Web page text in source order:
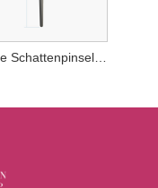
Graue Schattenpinsel der Röhrchen Nase